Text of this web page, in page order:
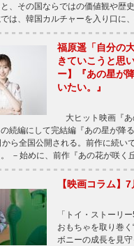
、その国ならではの価値観や歴
は、韓国カルチャーを入り口に
福原遥「自分の
きていこうと思
ー】『あの星が
いたい。』
大ヒット映画『あ
続編にして完結編『あの星が降
ら全国公開される。前作に続い
－始めに、前作『あの花が咲く
【映画コラム】
「トイ・ストー
おもちゃを取り巻
ボニーの成長を見